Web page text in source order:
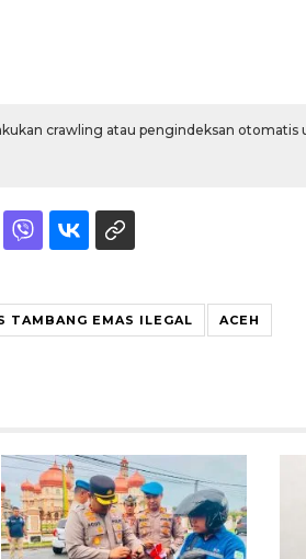
crawling atau pengindeksan otomatis
TAMBANG EMAS ILEGAL ACEH